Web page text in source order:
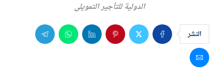
الدولية للتأجير التمويلي
النشر